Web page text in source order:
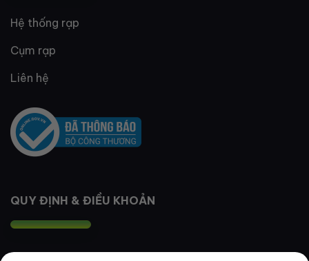
Hệ thống rạp
Cụm rạp
Liên hệ
QUY ĐỊNH & ĐIỀU KHOẢN
Quy định thành viên